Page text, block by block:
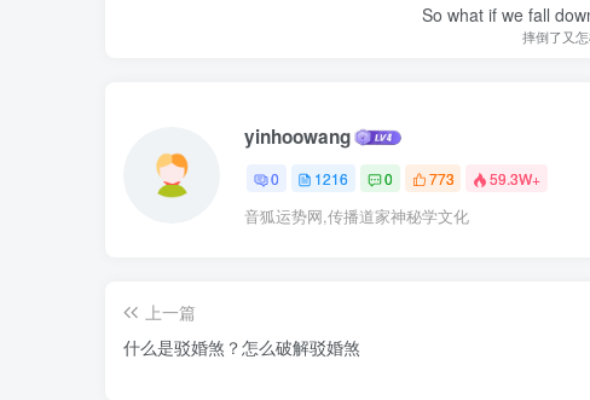
So what if we fall
摔倒了又
yinhoowang
0 1216 0 773 59.3W+
音狐运势网,传播道家神秘学文化
上一篇
什么是驳婚煞？怎么破解驳婚煞